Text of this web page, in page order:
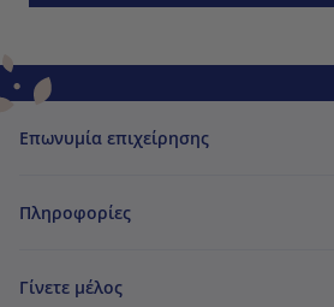
Επωνυμία επιχείρησης
Πληροφορίες
Γίνετε μέλος